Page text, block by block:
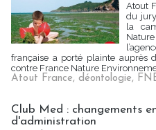
Atout
du
la
française a porté plainte auprès
contre France Nature
Atout France, déontologie,
Club Med : changements
d'administration